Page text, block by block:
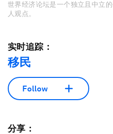
世界经济论坛是一个独立且中立
人观点。
实时追踪：
移民
Follow
分享：